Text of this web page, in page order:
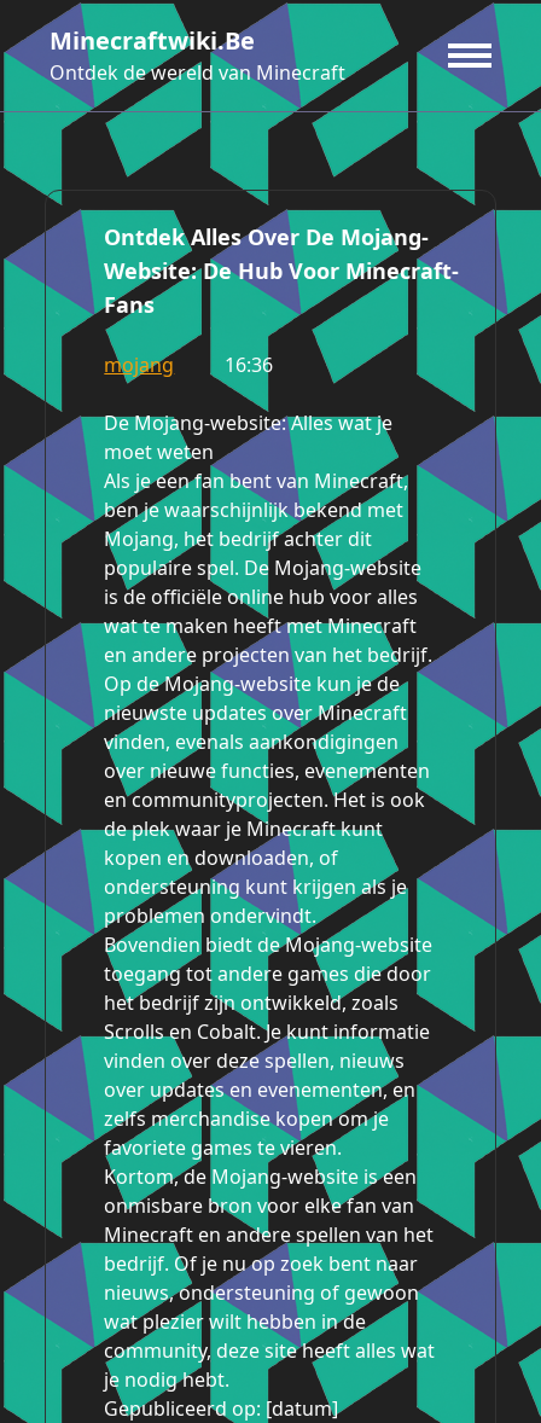
naar
de
inhoud
Minecraftwiki.be
Ontdek de wereld van Minecraft
Ontdek Alles Over De Mojang-
Website: De Hub Voor Minecraft-
Fans
mojang 16:36
De Mojang-website: Alles wat je
moet weten
Als je een fan bent van Minecraft,
ben je waarschijnlijk bekend met
Mojang, het bedrijf achter dit
populaire spel. De Mojang-website
is de officiële online hub voor alles
wat te maken heeft met Minecraft
en andere projecten van het bedrijf.
Op de Mojang-website kun je de
nieuwste updates over Minecraft
vinden, evenals aankondigingen
over nieuwe functies, evenementen
en communityprojecten. Het is ook
de plek waar je Minecraft kunt
kopen en downloaden, of
ondersteuning kunt krijgen als je
problemen ondervindt.
Bovendien biedt de Mojang-website
toegang tot andere games die door
het bedrijf zijn ontwikkeld, zoals
Scrolls en Cobalt. Je kunt informatie
vinden over deze spellen, nieuws
over updates en evenementen, en
zelfs merchandise kopen om je
favoriete games te vieren.
Kortom, de Mojang-website is een
onmisbare bron voor elke fan van
Minecraft en andere spellen van het
bedrijf. Of je nu op zoek bent naar
nieuws, ondersteuning of gewoon
wat plezier wilt hebben in de
community, deze site heeft alles wat
je nodig hebt.
Gepubliceerd op: [datum]